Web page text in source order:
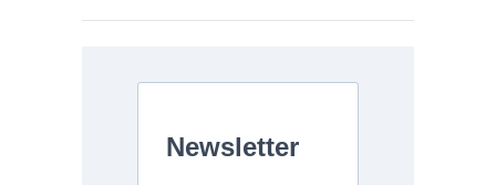
Newsletter